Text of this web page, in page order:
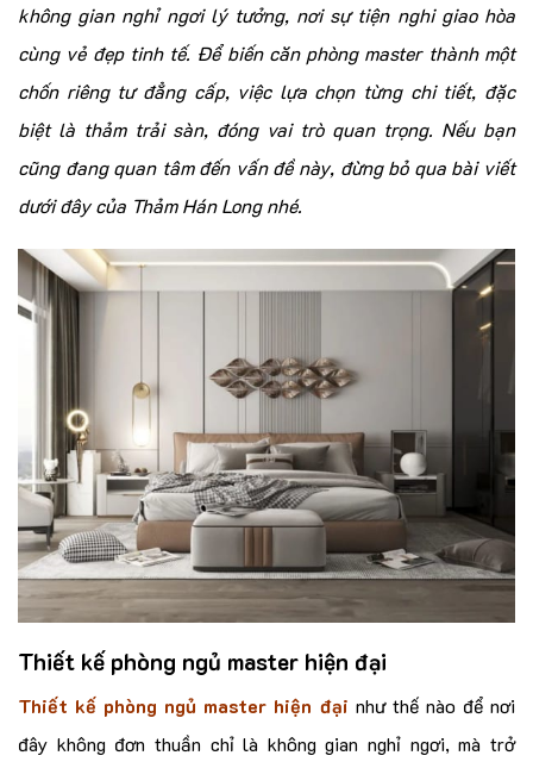
không gian nghỉ ngơi lý tưởng, nơi sự tiện nghi giao hòa
cùng vẻ đẹp tinh tế. Để biến căn phòng master thành một
chốn riêng tư đẳng cấp, việc lựa chọn từng chi tiết, đặc
biệt là thảm trải sàn, đóng vai trò quan trọng. Nếu bạn
cũng đang quan tâm đến vấn đề này, đừng bỏ qua bài viết
dưới đây của Thảm Hán Long nhé.
Thiết kế phòng ngủ master hiện đại
Thiết kế phòng ngủ master hiện đại như thế nào để nơi
đây không đơn thuần chỉ là không gian nghỉ ngơi, mà trở